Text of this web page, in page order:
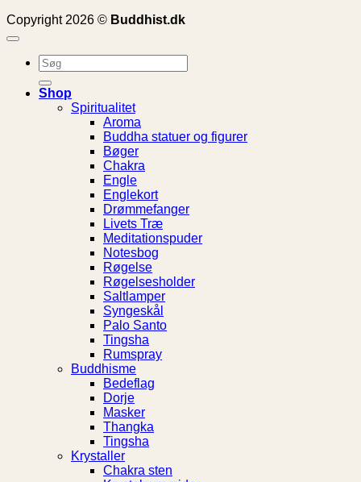
Copyright 2026 © Buddhist.dk
Søg
efter:
Shop
Spiritualitet
Aroma
Buddha statuer og figurer
Bøger
Chakra
Engle
Englekort
Drømmefanger
Livets Træ
Meditationspuder
Notesbog
Røgelse
Røgelsesholder
Saltlamper
Syngeskål
Palo Santo
Tingsha
Rumspray
Buddhisme
Bedeflag
Dorje
Masker
Thangka
Tingsha
Krystaller
Chakra sten